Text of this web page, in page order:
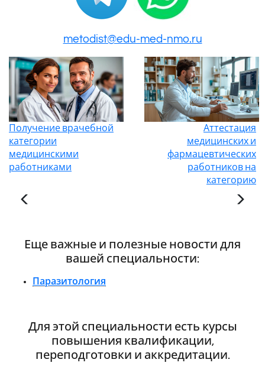
metodist@edu-med-nmo.ru
Получение врачебной
категории
медицинскими
работниками
Аттестация
медицинских и
фармацевтических
работников на
категорию
Еще важные и полезные новости для
вашей специальности:
Паразитология
Для этой специальности есть курсы
повышения квалификации,
переподготовки и аккредитации.